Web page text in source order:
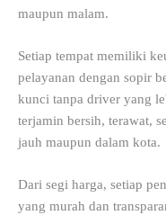
maupun malam.
Setiap tempat memiliki
pelayanan dengan sopir
kunci tanpa driver yang
terjamin bersih, terawat,
jauh maupun dalam kota.
Dari segi harga, setiap
yang murah dan